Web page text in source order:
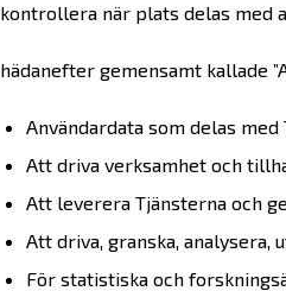
kontrollera när plats delas med
hädanefter gemensamt kallade
Användardata som delas
Att driva verksamhet och
Att leverera Tjänsterna och
Att driva, granska, analysera,
För statistiska och